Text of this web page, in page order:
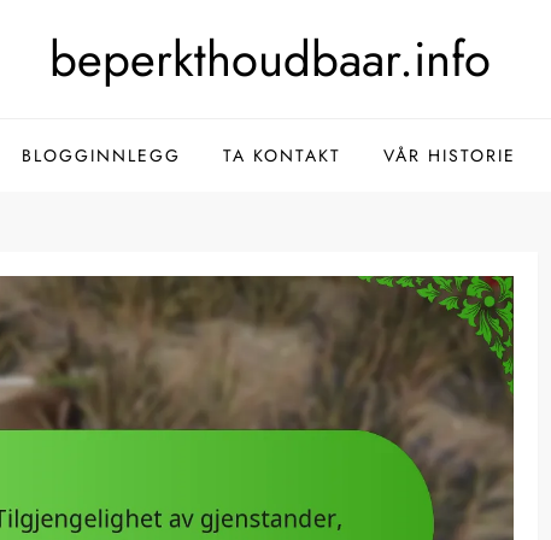
beperkthoudbaar.info
BLOGGINNLEGG TA KONTAKT VÅR HISTORIE